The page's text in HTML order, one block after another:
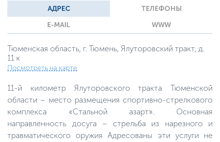
АДРЕС
ТЕЛЕФОНЫ
E-MAIL
WWW
Тюменская область, г. Тюмень, Ялуторовский тракт, д.
11 к
Посмотреть на карте
11-й километр Ялуторовского тракта Тюменской
области – место размещения спортивно-стрелкового
комплекса «Стальной азарт». Основная
направленность досуга – стрельба из нарезного и
травматического оружия Адресованы эти услуги не